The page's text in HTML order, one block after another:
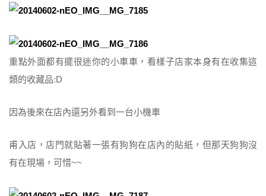
重點外面都有擺很迷你的小車車，看樣子店家本身有在收集這
類的收藏品:D
因為後來在店內還另外看到一台小機車
甫入店，店門就貼著一張有狗狗在店內的貼紙，但那天狗狗沒
有在現場，可惜~~